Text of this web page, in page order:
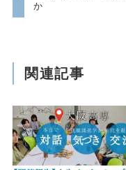
か
関連記事